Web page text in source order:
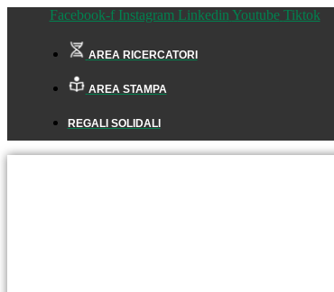
Facebook-f Instagram Linkedin Youtube Tiktok
AREA RICERCATORI
AREA STAMPA
REGALI SOLIDALI